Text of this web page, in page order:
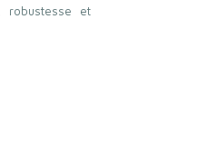
robustesse et